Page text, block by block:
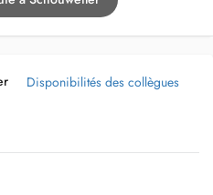
Disponibilités des collègues